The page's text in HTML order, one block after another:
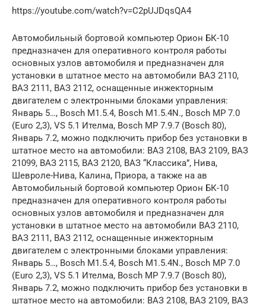
https://youtube.com/watch?v=C2pUJDqsQA4
Автомобильный бортовой компьютер Орион БК-10
предназначен для оперативного контроля работы
основных узлов автомобиля и предназначен для
установки в штатное место на автомобили ВАЗ 2110,
ВАЗ 2111, ВАЗ 2112, оснащенные инжекторным
двигателем с электронными блоками управления:
Январь 5…, Bosch M1.5.4, Bosch М1.5.4N., Bosch MP 7.0
(Euro 2,3), VS 5.1 Ителма, Bosch MP 7.9.7 (Bosch 80),
Январь 7.2, можно подключить прибор без установки в
штатное место на автомобили: ВАЗ 2108, ВАЗ 2109, ВАЗ
21099, ВАЗ 2115, ВАЗ 2120, ВАЗ “Классика”, Нива,
Шевроле-Нива, Калина, Приора, а также на ав
Автомобильный бортовой компьютер Орион БК-10
предназначен для оперативного контроля работы
основных узлов автомобиля и предназначен для
установки в штатное место на автомобили ВАЗ 2110,
ВАЗ 2111, ВАЗ 2112, оснащенные инжекторным
двигателем с электронными блоками управления:
Январь 5…, Bosch M1.5.4, Bosch М1.5.4N., Bosch MP 7.0
(Euro 2,3), VS 5.1 Ителма, Bosch MP 7.9.7 (Bosch 80),
Январь 7.2, можно подключить прибор без установки в
штатное место на автомобили: ВАЗ 2108, ВАЗ 2109, ВАЗ